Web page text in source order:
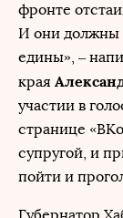
фронте
И они должны
едины», –
края
участии в
странице
супругой, и
пойти и